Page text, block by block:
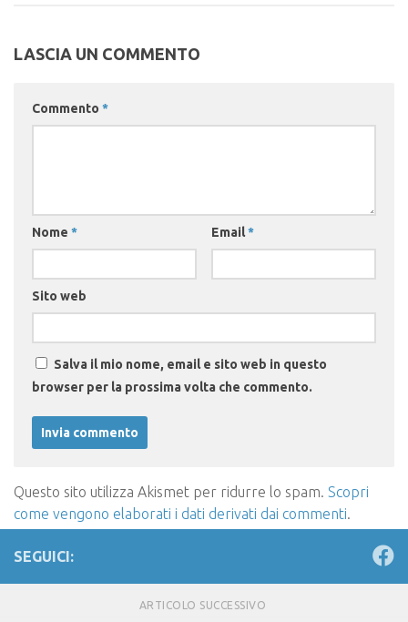
LASCIA UN COMMENTO
Commento *
Nome * Email*
Sito web
Salva il mio nome, email e sito web in questo
browser per la prossima volta che commento.
Questo sito utilizza Akismet per ridurre lo spam. Scopri
come vengono elaborati i dati derivati dai commenti.
SEGUICI:
ARTICOLO SUCCESSIVO